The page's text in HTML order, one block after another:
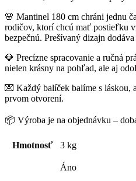
🌸 Mantinel 180 cm chráni jednu
rodičov, ktorí chcú mať postieľku
bezpečnú. Prešívaný dizajn
💎 Precízne spracovanie a ručná
nielen krásny na pohľad, ale aj
💌 Každý balíček balíme s láskou,
prvom otvorení.
📦 Výroba je na objednávku –
Hmotnosť 3 kg
Áno